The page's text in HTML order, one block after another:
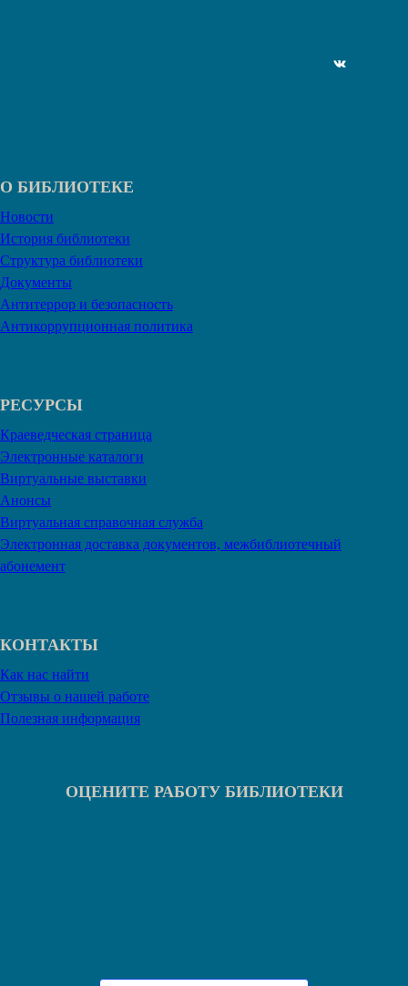
ВКонтакте
О БИБЛИОТЕКЕ
Новости
История библиотеки
Структура библиотеки
Документы
Антитеррор и безопасность
Антикоррупционная политика
РЕСУРСЫ
Краеведческая страница
Электронные каталоги
Виртуальные выставки
Анонсы
Виртуальная справочная служба
Электронная доставка документов, межбиблиотечный
абонемент
КОНТАКТЫ
Как нас найти
Отзывы о нашей работе
Полезная информация
ОЦЕНИТЕ РАБОТУ БИБЛИОТЕКИ